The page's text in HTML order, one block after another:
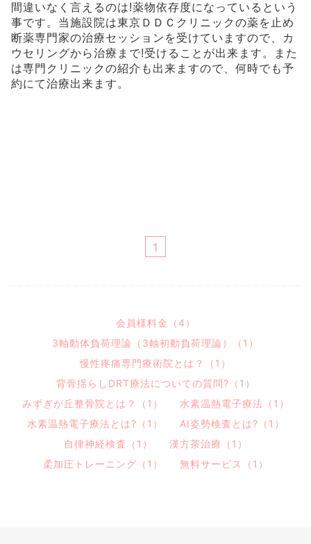
間違いなく言えるのは!薬物依存度になっているという
事です。当施設院は東京ＤＤＣクリニックの薬を止め
断薬専門家の治療セッションを受けていますので、カ
ウセリングから治療まで!受けることが出来ます。また
は専門クリニックの紹介も出来ますので、何時でも予
約にて治療出来ます。
1
会員様料金（4）
3軸動体負荷理論（3軸初動負荷理論）（1）
慢性疼痛専門療術院とは？（1）
背骨揺らしDRT療法についての質問?（1）
みずぎが丘整骨院とは？（1）
水素温熱電子療法（1）
水素温熱電子療法とは?（1）
AI姿勢検査とは?（1）
自律神経検査（1）
漢方茶治療（1）
柔加圧トレーニング（1）
無料サービス（1）